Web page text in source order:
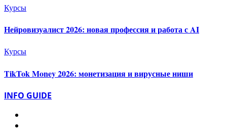
Курсы
Нейровизуалист 2026: новая профессия и работа с AI
Курсы
TikTok Money 2026: монетизация и вирусные ниши
INFO GUIDE